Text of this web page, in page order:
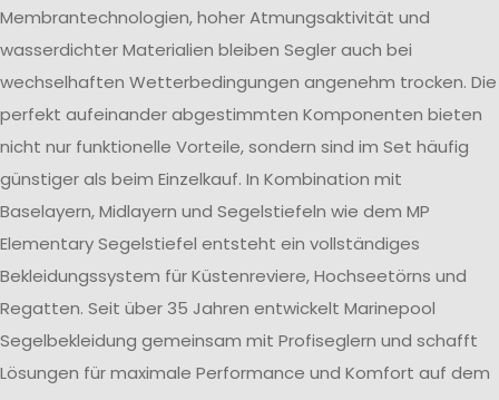
Membrantechnologien, hoher Atmungsaktivität und
wasserdichter Materialien bleiben Segler auch bei
wechselhaften Wetterbedingungen angenehm trocken. Die
perfekt aufeinander abgestimmten Komponenten bieten
nicht nur funktionelle Vorteile, sondern sind im Set häufig
günstiger als beim Einzelkauf. In Kombination mit
Baselayern, Midlayern und Segelstiefeln wie dem MP
Elementary Segelstiefel entsteht ein vollständiges
Bekleidungssystem für Küstenreviere, Hochseetörns und
Regatten. Seit über 35 Jahren entwickelt Marinepool
Segelbekleidung gemeinsam mit Profiseglern und schafft
Lösungen für maximale Performance und Komfort auf dem